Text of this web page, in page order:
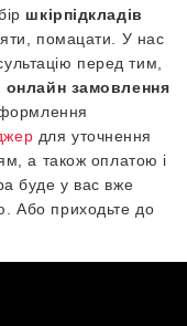
шкірпідкладів
помацати. У нас
перед тим,
онлайн замовлення
для уточнення
а також оплатою і
буде у вас вже
Або приходьте до